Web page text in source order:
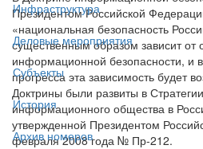
Инфраструктура
Деловые мероприятия
Субъекты
История
Архив номеров
Президентом Российской
«национальная безопасность
существенным образом зависит от
информационной безопасности, и в
прогресса эта зависимость будет
Доктрины были развиты в
информационного общества в
утвержденной Президентом
февраля 2008 года № Пр-212.